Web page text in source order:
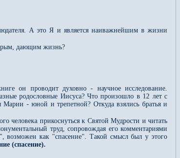
А это Я и является наиважнейшим в жизни
дающим жизнь?
он проводит духовно - научное исследование.
родословные Иисуса? Что произошло в 12 лет с
- юной и трепетной? Откуда взялись братья и
человека прикоснуться к Святой Мудрости и читать
труд, сопровождая его комментариями
возможен как "спасение". Такой смысл был у этого
(спасение).